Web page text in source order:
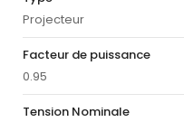
Projecteur
Facteur de puissance
0.95
Tension Nominale